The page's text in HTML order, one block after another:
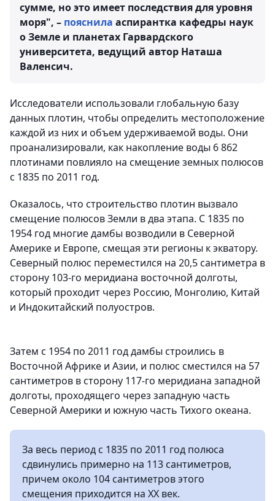
сумме, но это имеет последствия для уровня
моря", – пояснила аспирантка кафедры наук
о Земле и планетах Гарвардского
университета, ведущий автор Наташа
Валенсич.
Исследователи использовали глобальную базу
данных плотин, чтобы определить местоположение
каждой из них и объем удерживаемой воды. Они
проанализировали, как накопление воды 6 862
плотинами повлияло на смещение земных полюсов
с 1835 по 2011 год.
Оказалось, что строительство плотин вызвало
смещение полюсов Земли в два этапа. С 1835 по
1954 год многие дамбы возводили в Северной
Америке и Европе, смещая эти регионы к экватору.
Северный полюс переместился на 20,5 сантиметра в
сторону 103-го меридиана восточной долготы,
который проходит через Россию, Монголию, Китай
и Индокитайский полуостров.
Затем с 1954 по 2011 год дамбы строились в
Восточной Африке и Азии, и полюс сместился на 57
сантиметров в сторону 117-го меридиана западной
долготы, проходящего через западную часть
Северной Америки и южную часть Тихого океана.
За весь период с 1835 по 2011 год полюса
сдвинулись примерно на 113 сантиметров,
причем около 104 сантиметров этого
смещения приходится на XX век.